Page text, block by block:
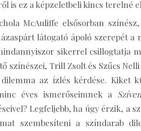
is ez a képzeletbeli kincs terelné
McAuliffe elsősorban
látogató ápoló szerepét a
sikerrel csillogtatja
színészei, Trill Zsolt és Szűcs
az ízlés kérdése. Kiket
éves ismerőseimnek a
Legfeljebb, ha úgy érzik, a
szembesíteni a színdarab